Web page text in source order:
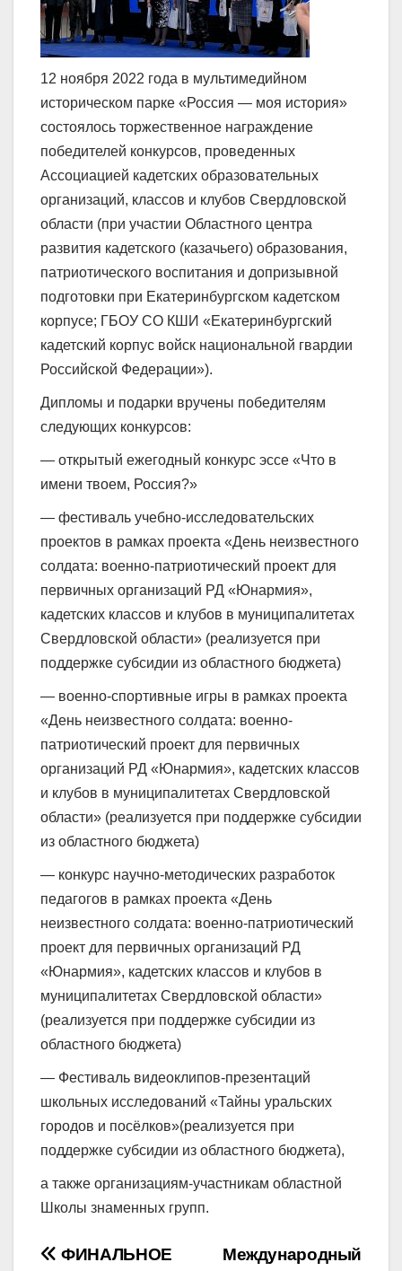
12 ноября 2022 года в мультимедийном
историческом парке «Россия — моя история»
состоялось торжественное награждение
победителей конкурсов, проведенных
Ассоциацией кадетских образовательных
организаций, классов и клубов Свердловской
области (при участии Областного центра
развития кадетского (казачьего) образования,
патриотического воспитания и допризывной
подготовки при Екатеринбургском кадетском
корпусе; ГБОУ СО КШИ «Екатеринбургский
кадетский корпус войск национальной гвардии
Российской Федерации»).
Дипломы и подарки вручены победителям
следующих конкурсов:
— открытый ежегодный конкурс эссе «Что в
имени твоем, Россия?»
— фестиваль учебно-исследовательских
проектов в рамках проекта «День неизвестного
солдата: военно-патриотический проект для
первичных организаций РД «Юнармия»,
кадетских классов и клубов в муниципалитетах
Свердловской области» (реализуется при
поддержке субсидии из областного бюджета)
— военно-спортивные игры в рамках проекта
«День неизвестного солдата: военно-
патриотический проект для первичных
организаций РД «Юнармия», кадетских классов
и клубов в муниципалитетах Свердловской
области» (реализуется при поддержке субсидии
из областного бюджета)
— конкурс научно-методических разработок
педагогов в рамках проекта «День
неизвестного солдата: военно-патриотический
проект для первичных организаций РД
«Юнармия», кадетских классов и клубов в
муниципалитетах Свердловской области»
(реализуется при поддержке субсидии из
областного бюджета)
— Фестиваль видеоклипов-презентаций
школьных исследований «Тайны уральских
городов и посёлков»(реализуется при
поддержке субсидии из областного бюджета),
а также организациям-участникам областной
Школы знаменных групп.
Навигация
Международный
ФИНАЛЬНОЕ